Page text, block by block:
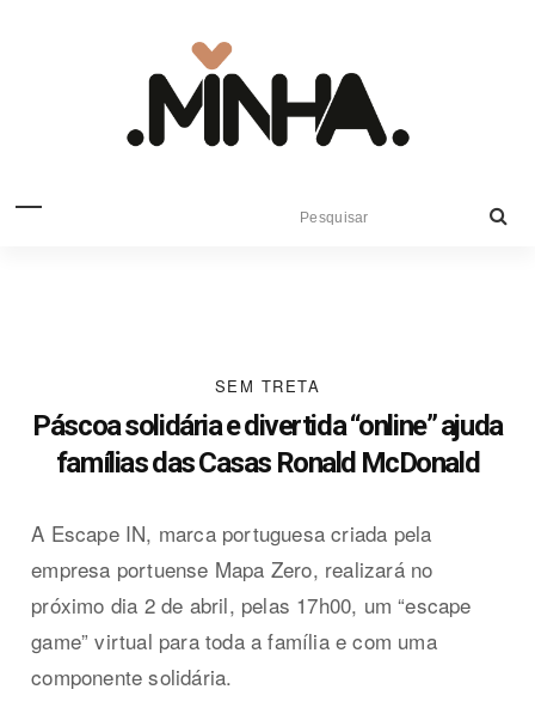
SEM TRETA
Páscoa solidária e divertida “online” ajuda
famílias das Casas Ronald McDonald
A Escape IN, marca portuguesa criada pela
empresa portuense Mapa Zero, realizará no
próximo dia 2 de abril, pelas 17h00, um “escape
game” virtual para toda a família e com uma
componente solidária.